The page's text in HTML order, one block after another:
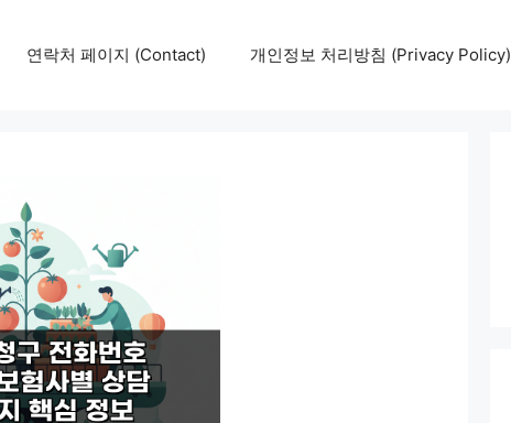
연락처 페이지 (Contact) 개인정보 처리방침 (Privacy Policy)